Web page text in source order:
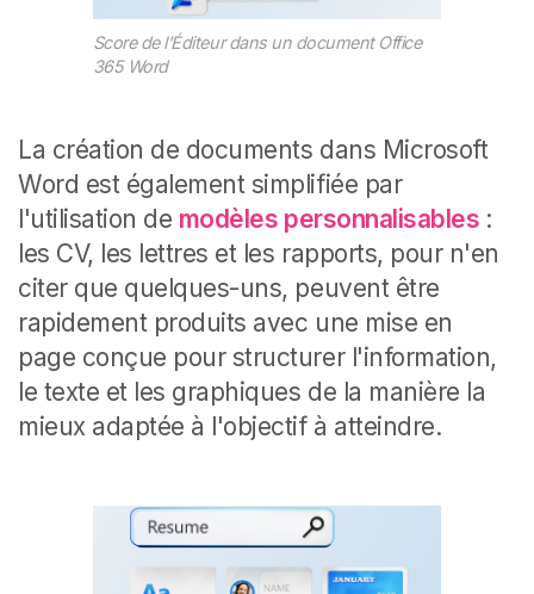
Score de l'Éditeur dans un document Office
365 Word
La création de documents dans Microsoft
Word est également simplifiée par
l'utilisation de modèles personnalisables :
les CV, les lettres et les rapports, pour n'en
citer que quelques-uns, peuvent être
rapidement produits avec une mise en
page conçue pour structurer l'information,
le texte et les graphiques de la manière la
mieux adaptée à l'objectif à atteindre.